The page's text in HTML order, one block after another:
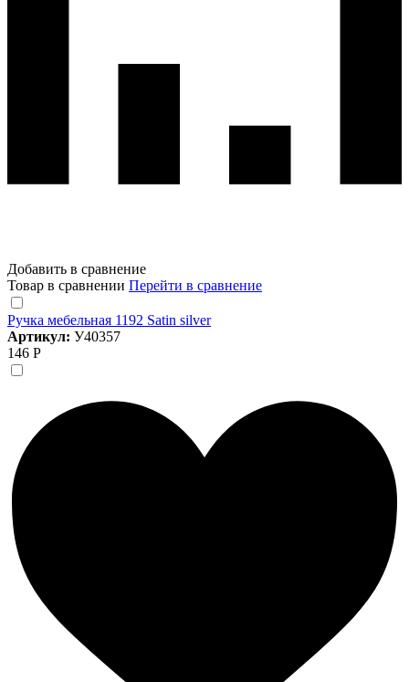
Добавить в сравнение
Товар в сравнении Перейти в сравнение
Ручка мебельная 1192 Satin silver
Артикул: У40357
146 Р